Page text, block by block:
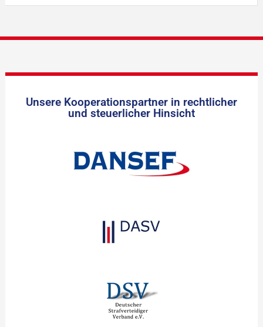
Unsere Kooperationspartner in rechtlicher
und steuerlicher Hinsicht